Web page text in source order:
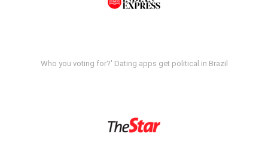
Who you voting for?' Dating apps get political in Brazil